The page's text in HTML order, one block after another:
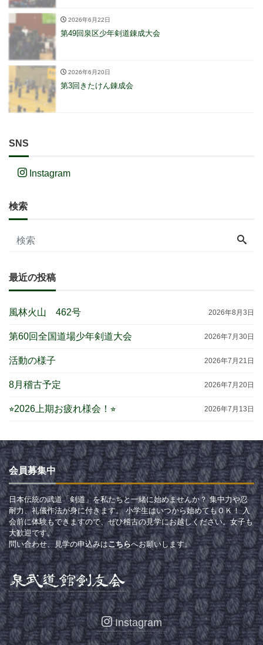
2026年6月22日
第49回泉区少年剣道錬成大会
2026年6月20日
第3回きたけん錬成会
SNS
Instagram
検索
最近の投稿
風林火山 462号 2026年8月3日
第60回全国道場少年剣道大会 2026年7月30日
活動の様子 2026年7月21日
8月稽古予定 2026年7月20日
⭐︎2026上期お疲れ様会！⭐︎ 2026年7月13日
会員募集中
日本伝統の武道「剣道」を私たちと一緒に始めませんか？ 集中力や忍
耐力、礼儀作法が身に付きます。 小学生はいつから始めてもＯＫ！ 入
会前に体験もできますので、ぜひ稽古の見学にお越しください。女子も
大歓迎です。
問い合わせ、見学の申込みはこちらへお願いします。
Instagram